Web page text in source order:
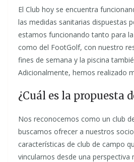
El Club hoy se encuentra
las medidas sanitarias dispuestas
estamos funcionando tanto para
como del FootGolf, con nuestro
fines de semana y la piscina
Adicionalmente, hemos realizado
¿Cuál es la propuesta
Nos reconocemos como un club
buscamos ofrecer a nuestros
características de club de campo
vincularnos desde una perspectiva